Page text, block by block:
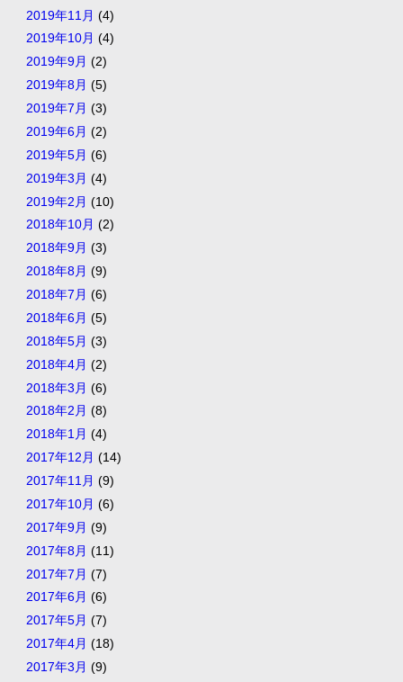
2019年11月 (4)
2019年10月 (4)
2019年9月 (2)
2019年8月 (5)
2019年7月 (3)
2019年6月 (2)
2019年5月 (6)
2019年3月 (4)
2019年2月 (10)
2018年10月 (2)
2018年9月 (3)
2018年8月 (9)
2018年7月 (6)
2018年6月 (5)
2018年5月 (3)
2018年4月 (2)
2018年3月 (6)
2018年2月 (8)
2018年1月 (4)
2017年12月 (14)
2017年11月 (9)
2017年10月 (6)
2017年9月 (9)
2017年8月 (11)
2017年7月 (7)
2017年6月 (6)
2017年5月 (7)
2017年4月 (18)
2017年3月 (9)